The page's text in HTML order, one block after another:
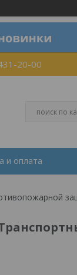
20-00
и оплата